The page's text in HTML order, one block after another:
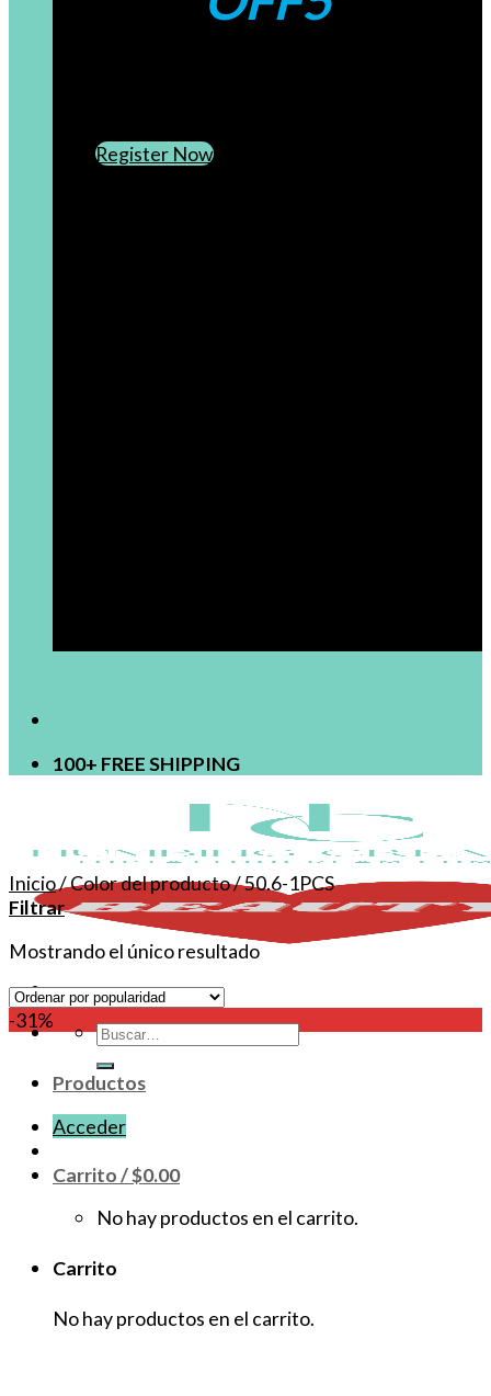
Register Now
100+ FREE SHIPPING
Buscar
Productos
Acceder
Carrito /$0.00
No hay productos en el carrito.
Carrito
No hay productos en el carrito.
Inicio/Color del producto/50.6-1PCS
Filtrar
Mostrando el único resultado
-31%